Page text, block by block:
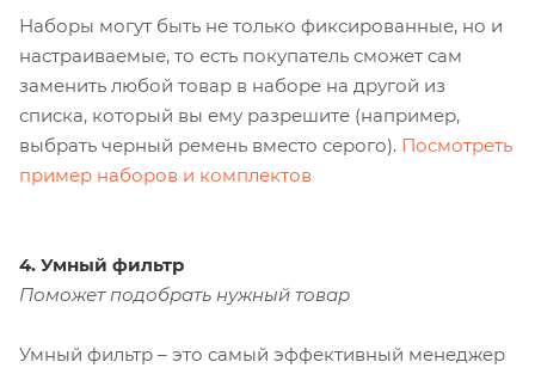
Наборы могут быть не только фиксированные, но и
настраиваемые, то есть покупатель сможет сам
заменить любой товар в наборе на другой из
списка, который вы ему разрешите (например,
выбрать черный ремень вместо серого). Посмотреть
пример наборов и комплектов
4. Умный фильтр
Поможет подобрать нужный товар
Умный фильтр – это самый эффективный менеджер